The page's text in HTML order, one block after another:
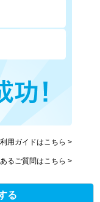
用ガイドはこちら >
るご質問はこちら >
る